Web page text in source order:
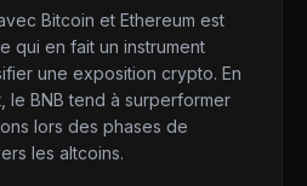
Bitcoin et Ethereum est
qui en fait un instrument
une exposition crypto. En
le BNB tend à surperformer
lors des phases de
les altcoins.